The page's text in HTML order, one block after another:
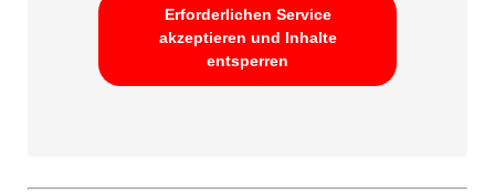
Erforderlichen Service
akzeptieren und Inhalte
entsperren